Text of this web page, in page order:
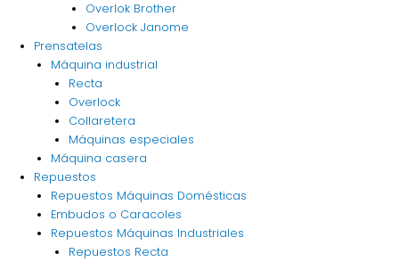
Overlok Brother
Overlock Janome
Prensatelas
Máquina industrial
Recta
Overlock
Collaretera
Máquinas especiales
Máquina casera
Repuestos
Repuestos Máquinas Domésticas
Embudos o Caracoles
Repuestos Máquinas Industriales
Repuestos Recta